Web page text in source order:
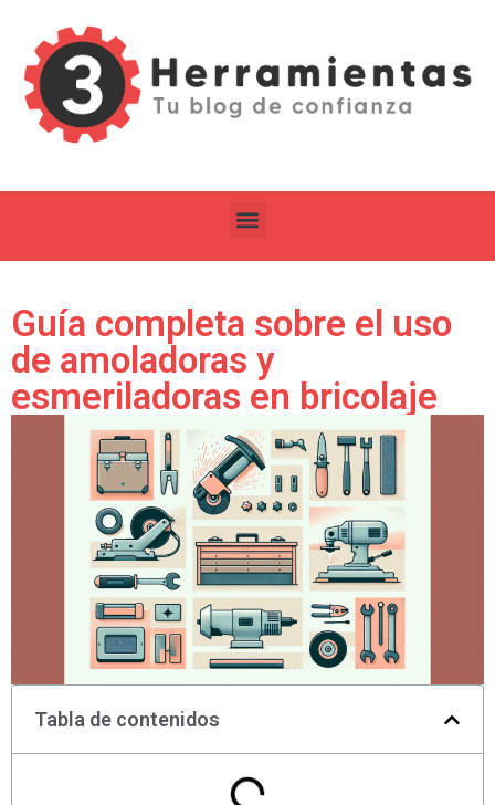
Guía completa sobre el uso
de amoladoras y
esmeriladoras en bricolaje
Tabla de contenidos